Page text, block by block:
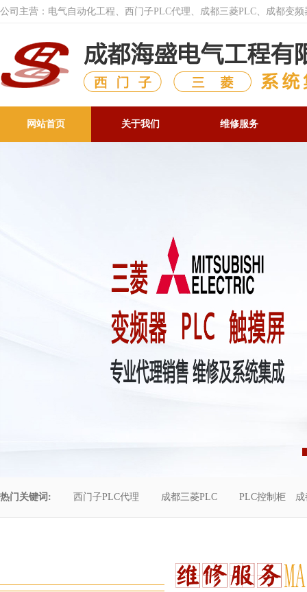
公司主营：电气自动化工程、西门子PLC代理、成都三菱PLC、成都变
网站首页 关于我们 维修服务
热门关键词: 西门子PLC代理 成都三菱PLC PLC控制柜